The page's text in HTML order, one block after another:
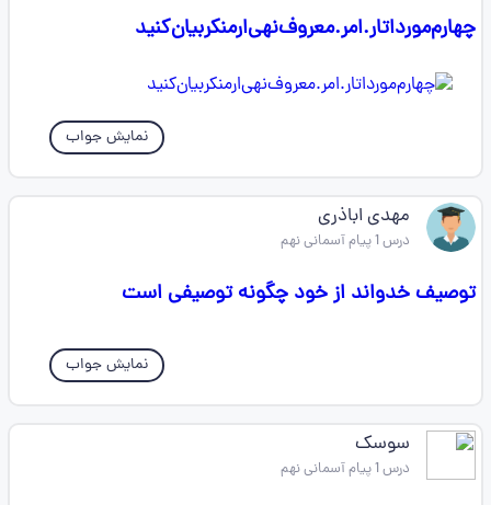
چهارم‌مورداتار.امر.معروف‌نهی‌ارمنکر‌بیان‌کنید
نمایش جواب
مهدی اباذری
درس 1 پیام آسمانی نهم
توصیف خدواند از خود چگونه توصیفی است
نمایش جواب
سوسک
درس 1 پیام آسمانی نهم